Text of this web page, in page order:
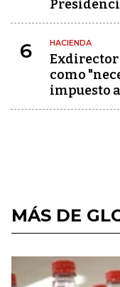
6 HACIENDA
como
impuesto
MÁS DE